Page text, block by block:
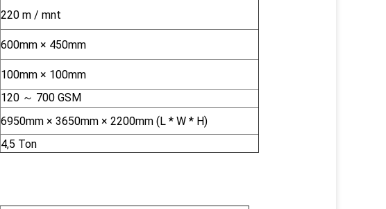
220 m / mnt
600mm × 450mm
100mm × 100mm
120 ～ 700 GSM
6950mm × 3650mm × 2200mm (L * W * H)
4,5 Ton